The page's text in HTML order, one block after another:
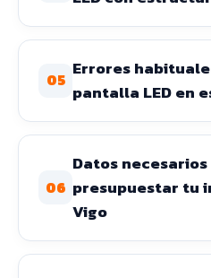
05
Errores
pantalla LED en
06
Datos
presupuestar tu
Vigo